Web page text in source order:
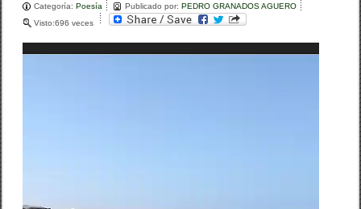
Categoría:Poesía Publicado por:PEDRO GRANADOS AGUERO
Visto:696 veces
Reproductor